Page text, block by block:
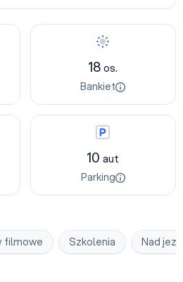
Bankiet
18os.
Bankiet
Parking
10aut
Parking
filmowe Szkolenia Nad